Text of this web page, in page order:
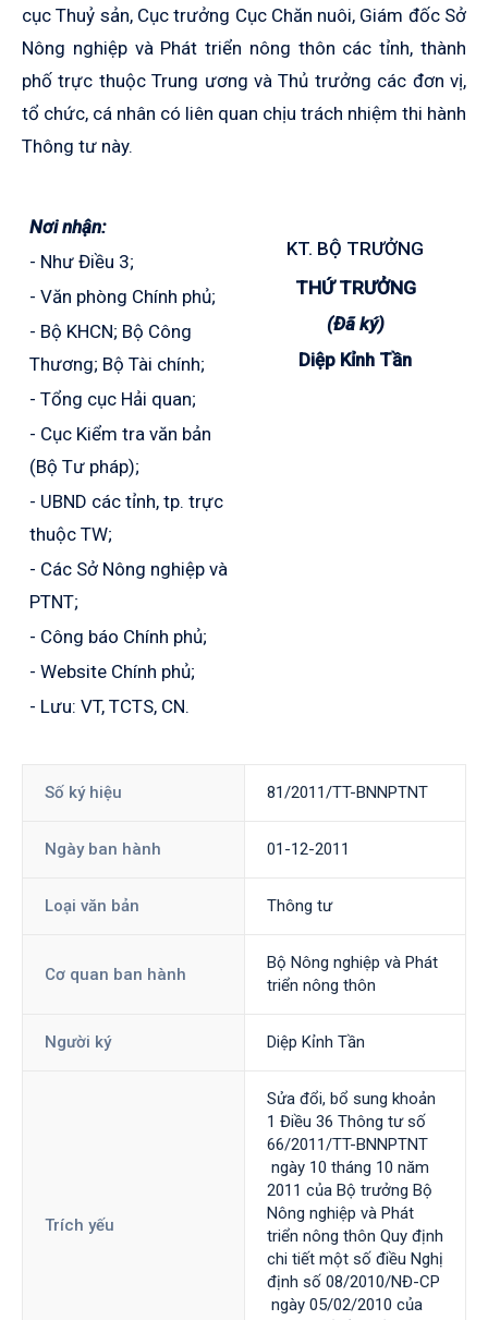
cục Thuỷ sản, Cục trưởng Cục Chăn nuôi, Giám đốc Sở
Nông nghiệp và Phát triển nông thôn các tỉnh, thành
phố trực thuộc Trung ương và Thủ trưởng các đơn vị,
tổ chức, cá nhân có liên quan chịu trách nhiệm thi hành
Thông tư này.
Nơi nhận:
- Như Điều 3;
- Văn phòng Chính phủ;
- Bộ KHCN; Bộ Công
Thương; Bộ Tài chính;
- Tổng cục Hải quan;
- Cục Kiểm tra văn bản
(Bộ Tư pháp);
- UBND các tỉnh, tp. trực
thuộc TW;
- Các Sở Nông nghiệp và
PTNT;
- Công báo Chính phủ;
- Website Chính phủ;
- Lưu: VT, TCTS, CN.
KT. BỘ TRƯỞNG
THỨ TRƯỞNG
(Đã ký)
Diệp Kỉnh Tần
Số ký hiệu 81/2011/TT-BNNPTNT
Ngày ban hành 01-12-2011
Loại văn bản Thông tư
Cơ quan ban hành
Bộ Nông nghiệp và Phát
triển nông thôn
Người ký Diệp Kỉnh Tần
Trích yếu
Sửa đổi, bổ sung khoản
1 Điều 36 Thông tư số
66/2011/TT-BNNPTNT
ngày 10 tháng 10 năm
2011 của Bộ trưởng Bộ
Nông nghiệp và Phát
triển nông thôn Quy định
chi tiết một số điều Nghị
định số 08/2010/NĐ-CP
ngày 05/02/2010 của